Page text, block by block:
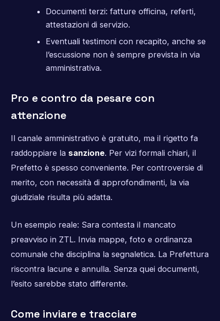
Documenti terzi: fatture officina, referti,
attestazioni di servizio.
Eventuali testimoni con recapito, anche se
l’escussione non è sempre prevista in via
amministrativa.
Pro e contro da pesare con
attenzione
Il canale amministrativo è gratuito, ma il rigetto fa
raddoppiare la sanzione. Per vizi formali chiari, il
Prefetto è spesso conveniente. Per controversie di
merito, con necessità di approfondimenti, la via
giudiziale risulta più adatta.
Un esempio reale: Sara contesta il mancato
preavviso in ZTL. Invia mappe, foto e ordinanza
comunale che disciplina la segnaletica. La Prefettura
riscontra lacune e annulla. Senza quei documenti,
l’esito sarebbe stato differente.
Come inviare e tracciare